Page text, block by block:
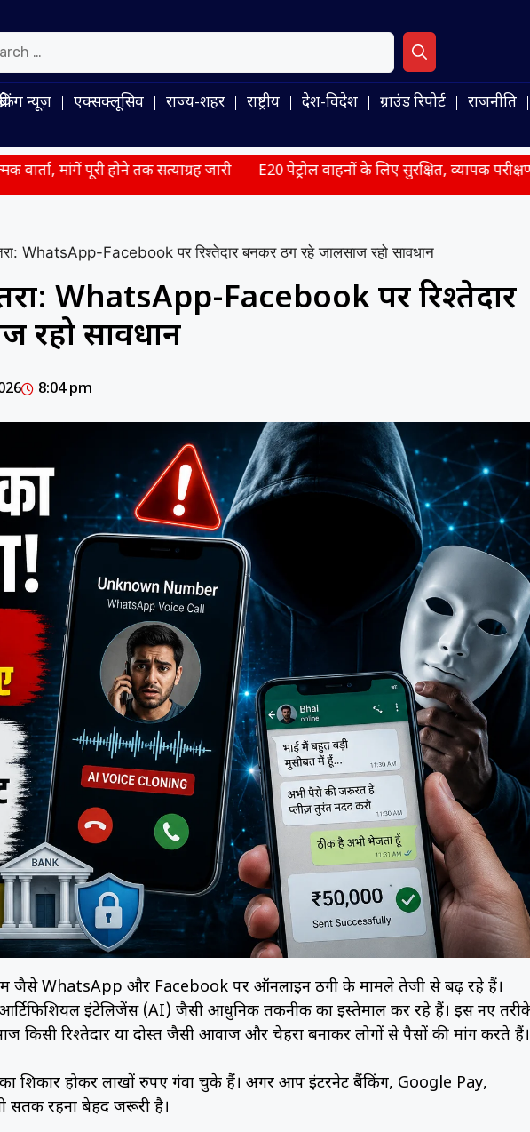
ब्रेकिंग न्यूज़ एक्सक्लूसिव राज्य-शहर राष्ट्रीय देश-विदेश ग्राउंड रिपोर्ट राजनीति
होने तक सत्याग्रह जारी E20 पेट्रोल वाहनों के लिए सुरक्षित, व्यापक परीक्षणों के बाद
WhatsApp-Facebook पर रिश्तेदार बनकर ठग रहे जालसाज रहो सावधान
WhatsApp-Facebook पर रिश्तेदार
रहो सावधान
8:04 pm
जैसे WhatsApp और Facebook पर ऑनलाइन ठगी के मामले तेजी से बढ़ रहे हैं।
इंटेलिजेंस (AI) जैसी आधुनिक तकनीक का इस्तेमाल कर रहे हैं। इस नए
किसी रिश्तेदार या दोस्त जैसी आवाज और चेहरा बनाकर लोगों से पैसों की मांग करते हैं।
शिकार होकर लाखों रुपए गंवा चुके हैं। अगर आप इंटरनेट बैंकिंग, Google Pay,
रहना बेहद जरूरी है।